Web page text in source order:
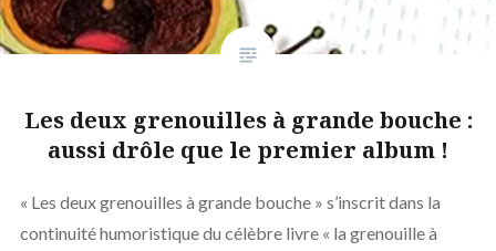
Les deux grenouilles à grande bouche :
aussi drôle que le premier album !
« Les deux grenouilles à grande bouche » s’inscrit dans la
continuité humoristique du célèbre livre « la grenouille à